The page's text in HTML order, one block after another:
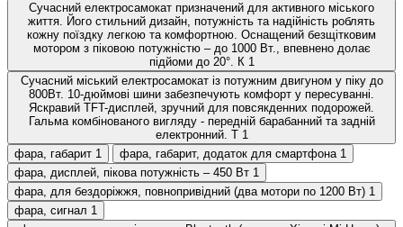
Сучасний електросамокат призначений для активного міського
життя. Його стильний дизайн, потужність та надійність роблять
кожну поїздку легкою та комфортною. Оснащений безщітковим
мотором з піковою потужністю – до 1000 Вт., впевнено долає
підйоми до 20°. К 1
Сучасний міський електросамокат із потужним двигуном у піку до
800Вт. 10-дюймові шини забезпечують комфорт у пересуванні.
Яскравий TFT-дисплей, зручний для повсякденних подорожей.
Гальма комбінованого вигляду - передній барабанний та задній
електронний. T 1
фара, габарит 1 фара, габарит, додаток для смартфона 1
фара, дисплей, пікова потужність – 450 Вт 1
фара, для бездоріжжя, повнопривідний (два мотори по 1200 Вт) 1
фара, сигнал 1